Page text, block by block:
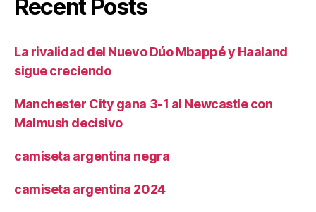
Recent Posts
La rivalidad del Nuevo Dúo Mbappé y Haaland
sigue creciendo
Manchester City gana 3-1 al Newcastle con
Malmush decisivo
camiseta argentina negra
camiseta argentina 2024